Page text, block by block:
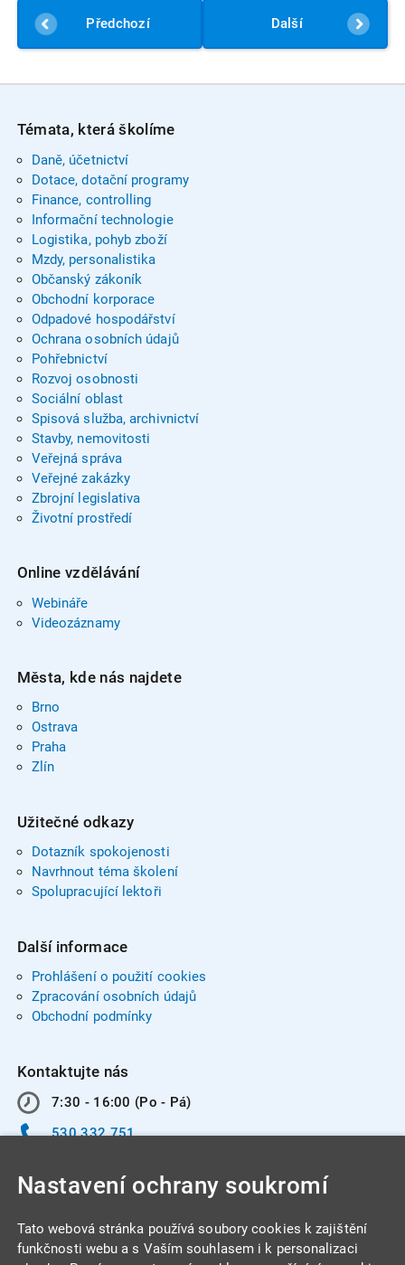
Předchozí Další
Témata, která školíme
Daně, účetnictví
Dotace, dotační programy
Finance, controlling
Informační technologie
Logistika, pohyb zboží
Mzdy, personalistika
Občanský zákoník
Obchodní korporace
Odpadové hospodářství
Ochrana osobních údajů
Pohřebnictví
Rozvoj osobnosti
Sociální oblast
Spisová služba, archivnictví
Stavby, nemovitosti
Veřejná správa
Veřejné zakázky
Zbrojní legislativa
Životní prostředí
Online vzdělávání
Webináře
Videozáznamy
Města, kde nás najdete
Brno
Ostrava
Praha
Zlín
Užitečné odkazy
Dotazník spokojenosti
Navrhnout téma školení
Spolupracující lektoři
Další informace
Prohlášení o použití cookies
Zpracování osobních údajů
Obchodní podmínky
Kontaktujte nás
7:30 - 16:00 (Po - Pá)
530 332 751
Nastavení ochrany soukromí
Tato webová stránka používá soubory cookies k zajištění
funkčnosti webu a s Vaším souhlasem i k personalizaci